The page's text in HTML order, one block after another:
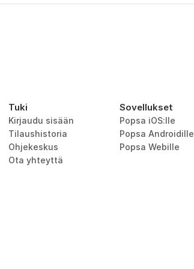
Tuki
Kirjaudu sisään
Tilaushistoria
Ohjekeskus
Ota yhteyttä
Sovellukset
Popsa iOS:lle
Popsa Androidille
Popsa Webille